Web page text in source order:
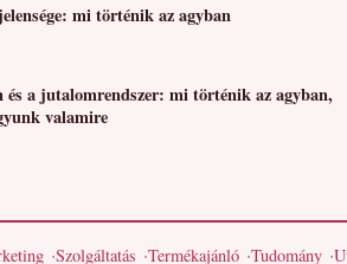
mi történik az agyban
és a jutalomrendszer: mi történik az agyban,
valamire
Szolgáltatás Termékajánló Tudomány